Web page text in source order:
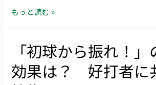
級
ナ
もっと読む »
「初球から振れ！
効果は？ 好打者に
「初
か
ら